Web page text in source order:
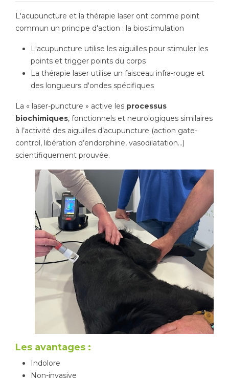
L'acupuncture et la thérapie laser ont comme point
commun un principe d'action : la biostimulation
L'acupuncture utilise les aiguilles pour stimuler les
points et trigger points du corps
La thérapie laser utilise un faisceau infra-rouge et
des longueurs d'ondes spécifiques
La « laser-puncture » active les processus
biochimiques, fonctionnels et neurologiques similaires
à l’activité des aiguilles d’acupuncture (action gate-
control, libération d’endorphine, vasodilatation...)
scientifiquement prouvée.
Les avantages :
Indolore
Non-invasive